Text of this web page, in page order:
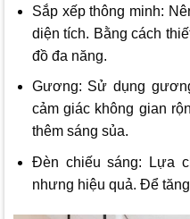
Sắp xếp thông minh:
diện tích. Bằng cách
đồ đa năng.
Gương: Sử dụng
cảm giác không gian
thêm sáng sủa.
Đèn chiếu sáng: Lựa
nhưng hiệu quả. Để